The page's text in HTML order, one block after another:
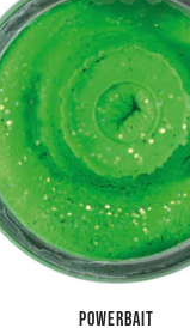
POWERBAIT